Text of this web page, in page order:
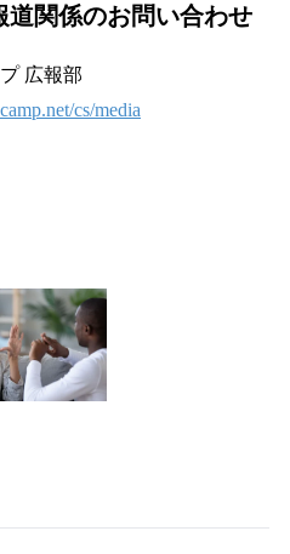
関係のお問い合わせ
広報部
cs/media